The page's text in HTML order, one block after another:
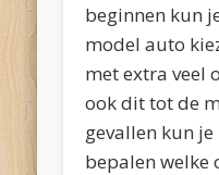
beginnen kun
model auto
met extra veel
ook dit tot de
gevallen kun
bepalen welke